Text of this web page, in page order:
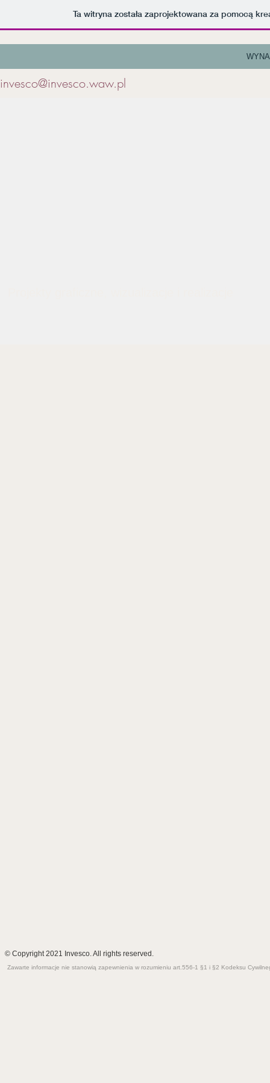
Ta witryna została zaprojektowana za pomocą
invesco@invesco.waw.pl
© Copyright 2021 Invesco. All rights reserved.
Zawarte informacje nie stanowią zapewnienia w rozumieniu art.556-1 §1 i §2 Kodeksu